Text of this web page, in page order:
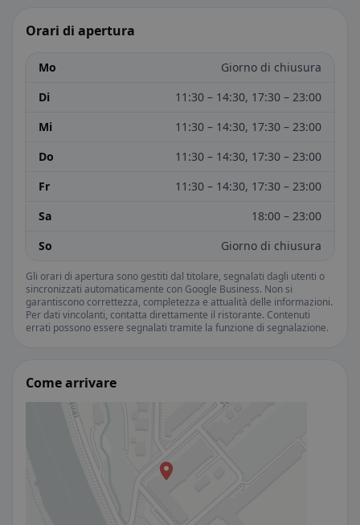
Orari di apertura
Mo
Giorno di chiusura
Di
11:30 – 14:30, 17:30 – 23:00
Mi
11:30 – 14:30, 17:30 – 23:00
Do
11:30 – 14:30, 17:30 – 23:00
Fr
11:30 – 14:30, 17:30 – 23:00
Sa
18:00 – 23:00
So
Giorno di chiusura
Gli orari di apertura sono gestiti dal titolare, segnalati dagli utenti o
sincronizzati automaticamente con Google Business. Non si
garantiscono correttezza, completezza e attualità delle informazioni.
Per dati vincolanti, contatta direttamente il ristorante. Contenuti
errati possono essere segnalati tramite la funzione di segnalazione.
Come arrivare